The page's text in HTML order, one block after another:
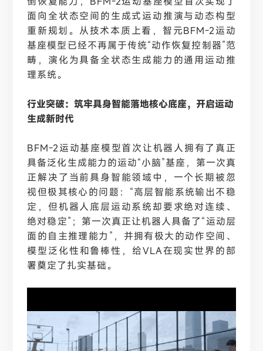
面向全状态空间的生成式运动推演与动态构型
重新规划。从技术本质上看，智元BFM-2运动
基座模型已经不再属于传统“动作恢复控制器”范
畴，演化为具备全状态生成能力的通用运动推
理系统。
行业突破：筑牢具身智能落地核心底座，开启运动
生成新时代
BFM-2运动基座模型首次让机器人拥有了真正
具备泛化生成能力的运动“小脑”基座，第一次真
正解决了当前具身智能领域中，一个长期被忽
视但极其核心的问题：“高层智能系统输出不稳
定，但机器人底层运动系统却要求绝对连续、
绝对稳定”；第一次真正让机器人具备了“运动层
面的自主推理能力”，并拥有极大的动作空间、
模型泛化性和鲁棒性，给VLA在现实世界的部
署奠定了扎实基础。